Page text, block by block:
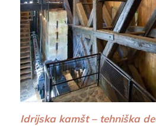
Idrijska kamšt – tehniška